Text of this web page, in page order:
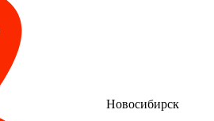
Новосибирск